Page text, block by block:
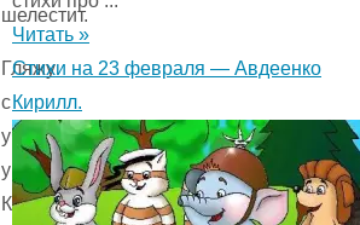
шелестит.
Гляжу
с
участьем
умиленным,
Когда,
Читать »
Стихи на 23 февраля — Авдеенко
Кирилл.